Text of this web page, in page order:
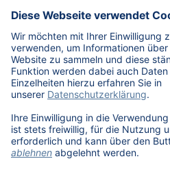
Karriere
Übersicht
Stellenangebote
Benefits
DAT als Arbeitgeber
Schüler, Absolventen, Studenten
#getDATjob
Unternehmen